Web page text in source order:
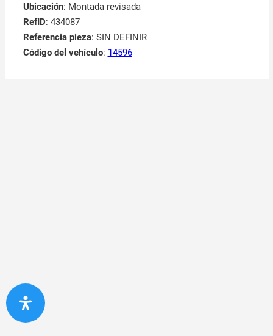
Ubicación: Montada revisada
RefID: 434087
Referencia pieza: SIN DEFINIR
Código del vehículo: 14596